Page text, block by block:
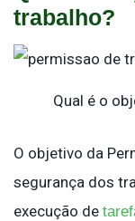
trabalho?
Qual é o
O objetivo da
segurança dos
execução de